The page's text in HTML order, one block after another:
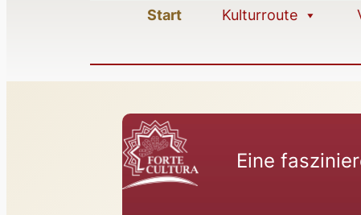
Start Kulturroute
Eine